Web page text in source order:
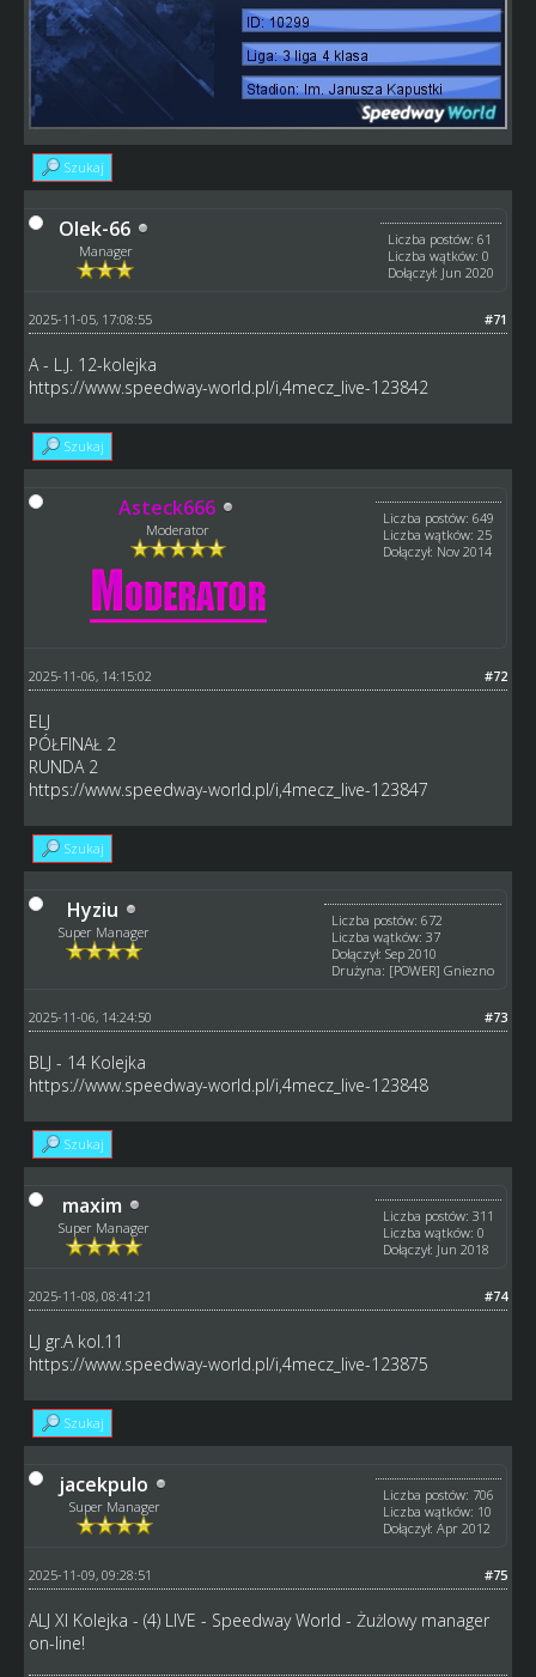
Szukaj
Olek-66
Manager
Liczba postów: 61
Liczba wątków: 0
Dołączył: Jun 2020
#71
2025-11-05, 17:08:55
A - L.J. 12-kolejka
https://www.speedway-world.pl/i,4mecz_live-123842
Szukaj
Asteck666
Moderator
Liczba postów: 649
Liczba wątków: 25
Dołączył: Nov 2014
#72
2025-11-06, 14:15:02
ELJ
PÓŁFINAŁ 2
RUNDA 2
https://www.speedway-world.pl/i,4mecz_live-123847
Szukaj
Hyziu
Super Manager
Liczba postów: 672
Liczba wątków: 37
Dołączył: Sep 2010
Drużyna: [POWER] Gniezno
#73
2025-11-06, 14:24:50
BLJ - 14 Kolejka
https://www.speedway-world.pl/i,4mecz_live-123848
Szukaj
maxim
Super Manager
Liczba postów: 311
Liczba wątków: 0
Dołączył: Jun 2018
#74
2025-11-08, 08:41:21
LJ gr.A kol.11
https://www.speedway-world.pl/i,4mecz_live-123875
Szukaj
jacekpulo
Super Manager
Liczba postów: 706
Liczba wątków: 10
Dołączył: Apr 2012
#75
2025-11-09, 09:28:51
ALJ XI Kolejka - (4) LIVE - Speedway World - Żużlowy manager
on-line!